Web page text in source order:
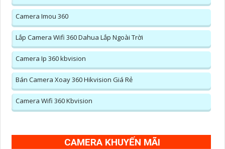
Camera Imou 360
Lắp Camera Wifi 360 Dahua Lắp Ngoài Trời
Camera Ip 360 kbvision
Bán Camera Xoay 360 Hikvision Giá Rẻ
Camera Wifi 360 Kbvision
CAMERA KHUYẾN MÃI